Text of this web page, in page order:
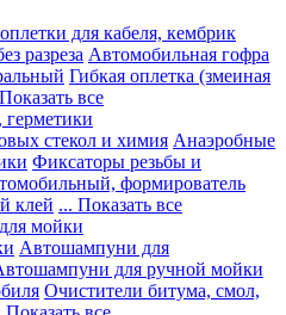
для кабеля, кембрик
разреза Автомобильная гофра
Гибкая оплетка (змеиная
все
герметики
стекол и химия Анаэробные
Фиксаторы резьбы и
формирователь
клей ... Показать все
мойки
Автошампуни для
для ручной мойки
Очистители битума, смол,